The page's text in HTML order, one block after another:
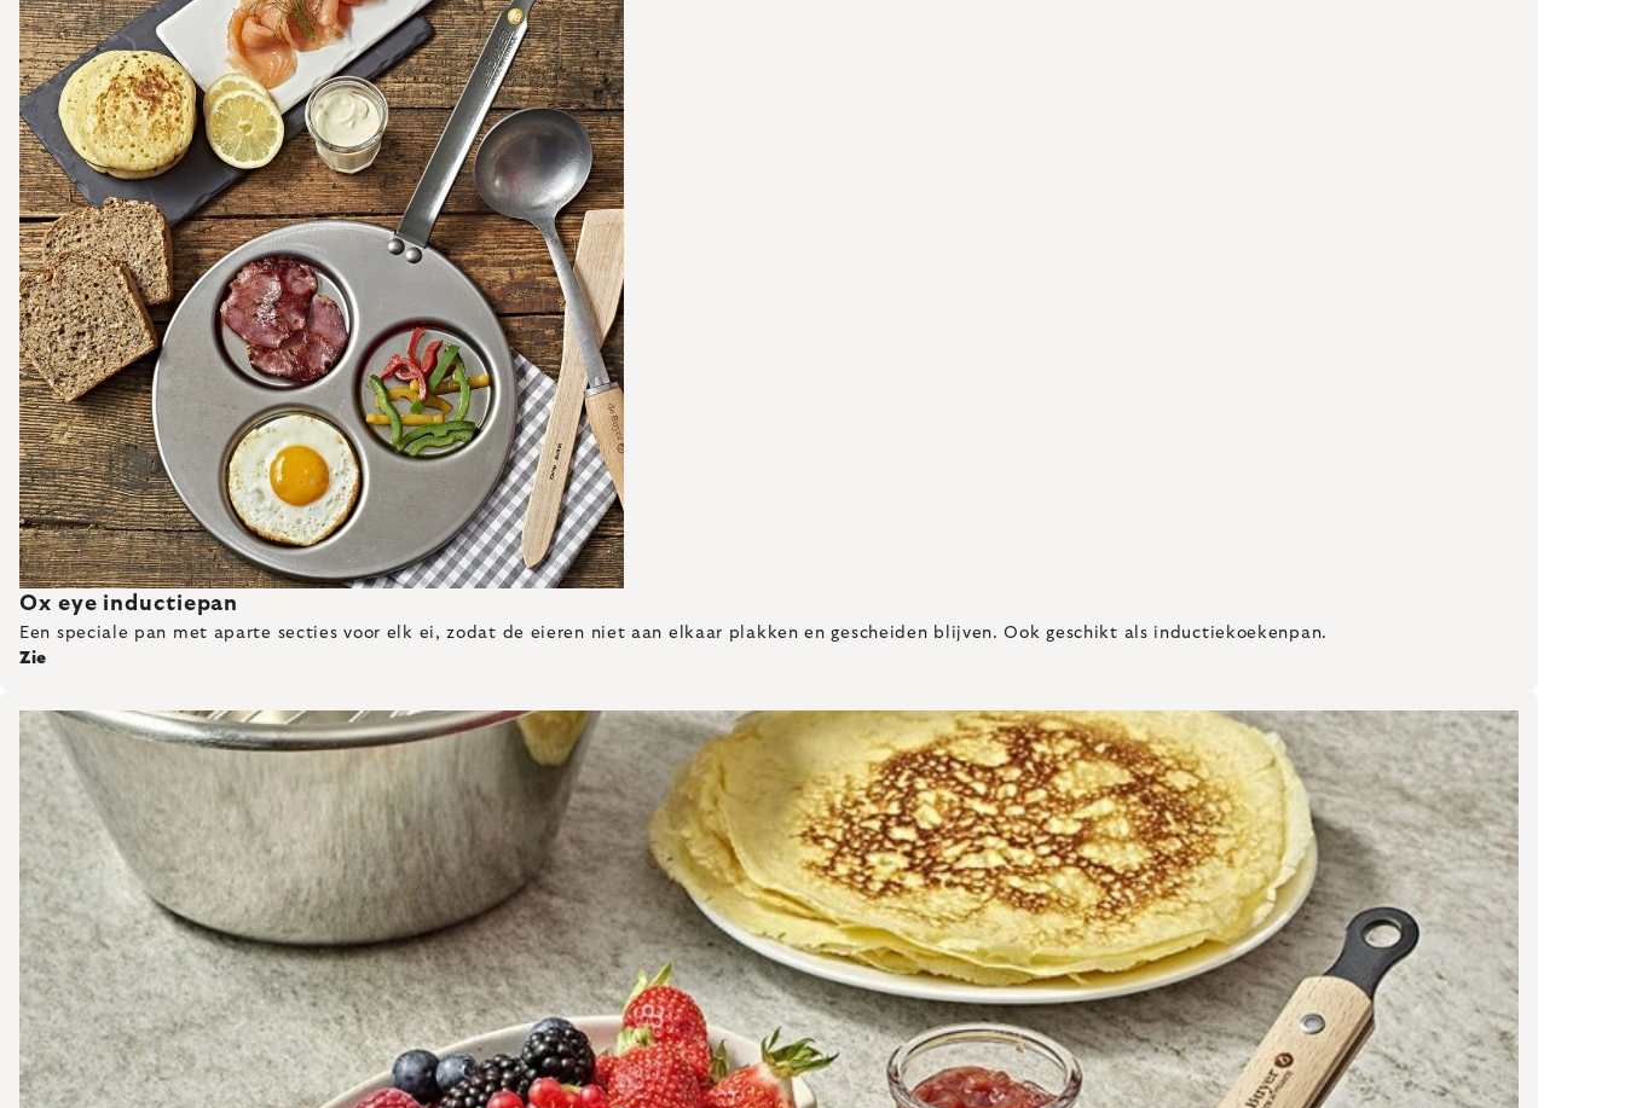
Ox eye inductiepan
Een speciale pan met aparte secties voor elk ei, zodat de eieren niet aan elkaar plakken en gescheiden blijven. Ook geschikt als inductiekoekenpan.
Zie